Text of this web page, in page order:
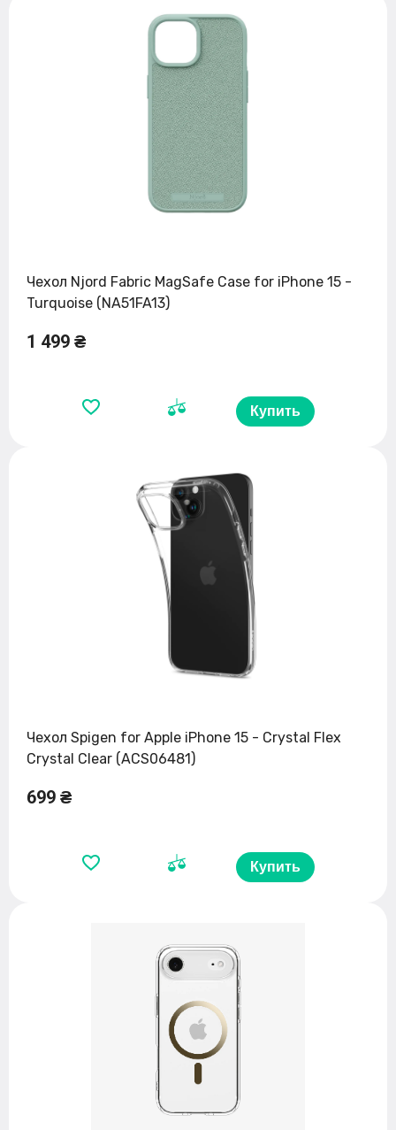
Чехол Njord Fabric MagSafe Case for iPhone 15 -
Turquoise (NA51FA13)
1 499 ₴
Купить
Чехол Spigen for Apple iPhone 15 - Crystal Flex
Crystal Clear (ACS06481)
699 ₴
Купить